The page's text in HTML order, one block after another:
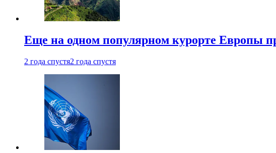
Еще на одном популярном курорте Европы
2 года спустя2 года спустя